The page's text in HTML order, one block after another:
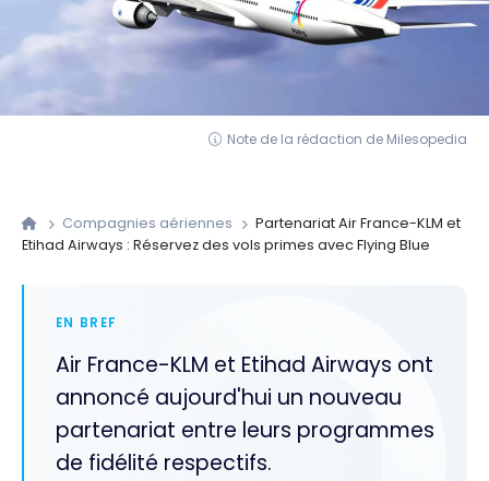
Note de la rédaction de Milesopedia
Compagnies aériennes
Partenariat Air France-KLM et
Etihad Airways : Réservez des vols primes avec Flying Blue
EN BREF
Air France-KLM et Etihad Airways ont
annoncé aujourd'hui un nouveau
partenariat entre leurs programmes
de fidélité respectifs.